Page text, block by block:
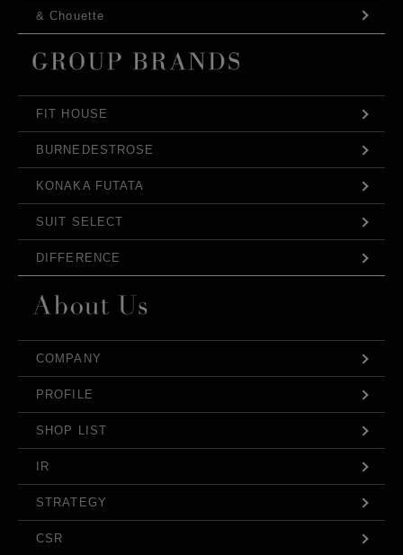
& Chouette
FIT HOUSE
BURNEDESTROSE
KONAKA FUTATA
SUIT SELECT
DIFFERENCE
COMPANY
PROFILE
SHOP LIST
IR
STRATEGY
CSR